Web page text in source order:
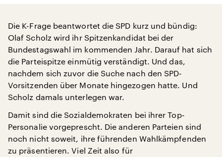
Die K-Frage beantwortet die SPD kurz und bündig:
Olaf Scholz wird ihr Spitzenkandidat bei der
Bundestagswahl im kommenden Jahr. Darauf hat sich
die Parteispitze einmütig verständigt. Und das,
nachdem sich zuvor die Suche nach den SPD-
Vorsitzenden über Monate hingezogen hatte. Und
Scholz damals unterlegen war.
Damit sind die Sozialdemokraten bei ihrer Top-
Personalie vorgeprescht. Die anderen Parteien sind
noch nicht soweit, ihre führenden Wahlkämpfenden
zu präsentieren. Viel Zeit also für